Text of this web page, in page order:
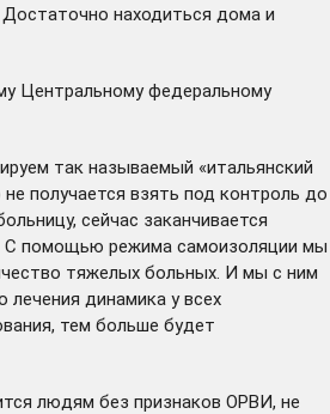
находиться дома и
Центральному федеральному
так называемый «итальянский
получается взять под контроль до
сейчас заканчивается
С помощью режима самоизоляции мы
тяжелых больных. И мы с ним
динамика у всех
тем больше будет
людям без признаков ОРВИ, не